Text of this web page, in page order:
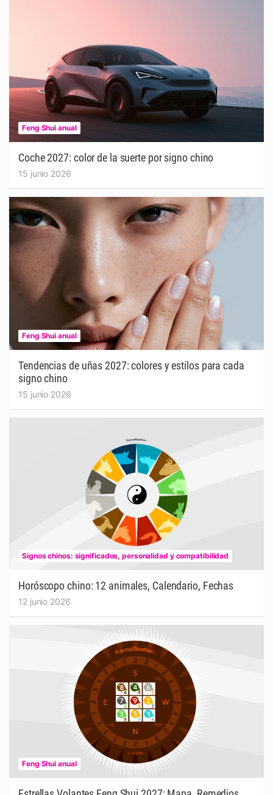
Feng Shui anual
Coche 2027: color de la suerte por signo chino
15 junio 2026
Feng Shui anual
Tendencias de uñas 2027: colores y estilos para cada
signo chino
15 junio 2026
Signos chinos: significados, personalidad y compatibilidad
Horóscopo chino: 12 animales, Calendario, Fechas
12 junio 2026
Feng Shui anual